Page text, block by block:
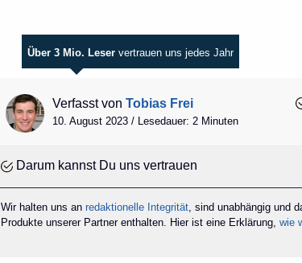
Über 3 Mio. Leser vertrauen uns jedes Jahr
Verfasst von Tobias Frei
10. August 2023 / Lesedauer: 2 Minuten
Darum kannst Du uns vertrauen
Wir halten uns anredaktionelle Integrität, sind unabhängig und
Produkte unserer Partner enthalten. Hier ist eine Erklärung,wie